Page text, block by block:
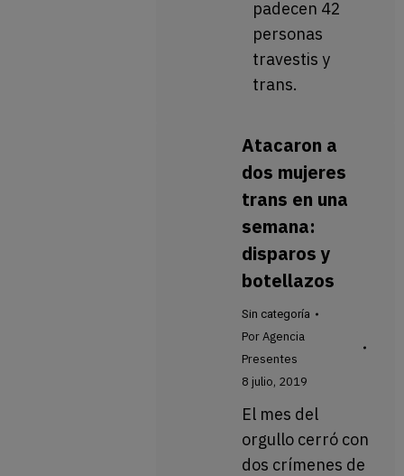
padecen 42
personas
travestis y
trans.
Atacaron a
dos mujeres
trans en una
semana:
disparos y
botellazos
Sin categoría
PorAgencia
Presentes
8 julio, 2019
El mes del
orgullo cerró con
dos crímenes de